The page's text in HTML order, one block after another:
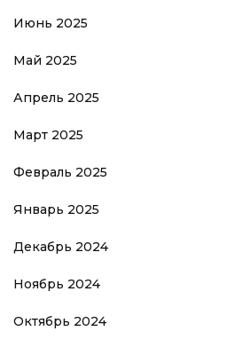
Июнь 2025
Май 2025
Апрель 2025
Март 2025
Февраль 2025
Январь 2025
Декабрь 2024
Ноябрь 2024
Октябрь 2024